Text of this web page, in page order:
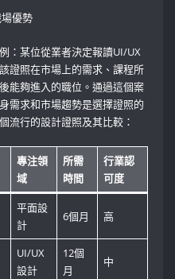
優勢
：某位從業者決定報讀UI/UX
證照在市場上的需求、課程所
能夠進入的職位。通過這個案
需求和市場趨勢是選擇證照的
流行的設計證照及其比較：
專注領
域
所需
時間
行業認
可度
平面設
計
6個月 高
UI/UX
設計
12個
月
中